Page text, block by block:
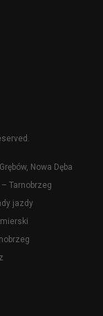
Nowa Dęba
Tarnobrzeg
jazdy